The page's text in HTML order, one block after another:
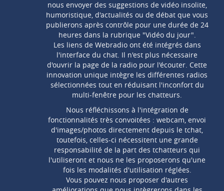
nous envoyer des suggestions de vidéo insolite,
humoristique, d'actualités ou de débat que vous
publierons après contrôle pour une durée de 24
heures dans la rubrique "Vidéo du jour".
Les liens de Webradio ont été intégrés dans
l'interface du chat. Il n'est plus nécessaire
d'ouvrir la page de la radio pour l'écouter. Cette
innovation unique intègre les différentes radios
sélectionnées tout en réduisant l'inconfort du
multi-fenêtre pour les chatteurs.
Nous réfléchissons à l'intégration de
fonctionnalités très convoitées : webcam, envoi
d'images/photos directement depuis le tchat,
toutefois, celles-ci nécessitent une grande
responsabilité de la part des tchatteurs qui
l'utiliseront et nous ne les proposerons qu'une
fois les modalités d'utilisation réglées.
Vous pouvez nous proposer d'autres